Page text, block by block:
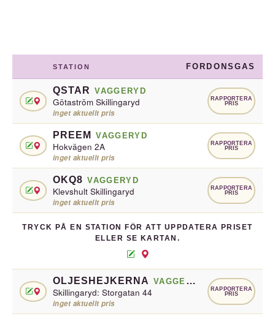
STATION FORDONSGAS
QSTAR VAGGERYD
Götaström Skillingaryd
inget aktuellt pris
RAPPORTERA
PRIS
PREEM VAGGERYD
Hokvägen 2A
inget aktuellt pris
RAPPORTERA
PRIS
OKQ8 VAGGERYD
Klevshult Skillingaryd
inget aktuellt pris
RAPPORTERA
PRIS
TRYCK PÅ EN STATION FÖR ATT UPPDATERA PRISET
ELLER SE KARTAN.
OLJESHEJKERNA VAGGERYD
Skillingaryd: Storgatan 44
inget aktuellt pris
RAPPORTERA
PRIS